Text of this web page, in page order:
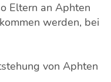
Eltern an Aphten
werden, bei
von Aphten